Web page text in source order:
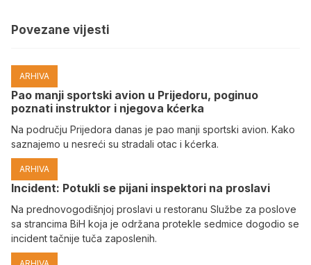
Povezane vijesti
ARHIVA
Pao manji sportski avion u Prijedoru, poginuo
poznati instruktor i njegova kćerka
Na području Prijedora danas je pao manji sportski avion. Kako
saznajemo u nesreći su stradali otac i kćerka.
ARHIVA
Incident: Potukli se pijani inspektori na proslavi
Na prednovogodišnjoj proslavi u restoranu Službe za poslove
sa strancima BiH koja je održana protekle sedmice dogodio se
incident tačnije tuča zaposlenih.